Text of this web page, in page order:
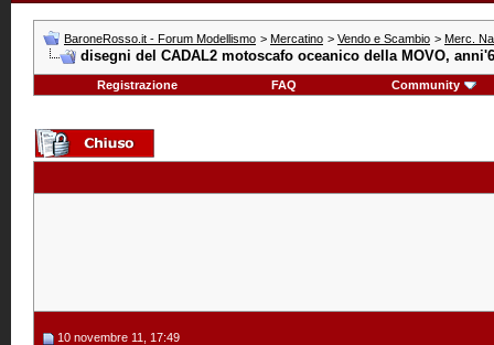
BaroneRosso.it - Forum Modellismo > Mercatino > Vendo e Scambio > Merc.
disegni del CADAL2 motoscafo oceanico della MOVO,
Registrazione FAQ Community
10 novembre 11, 17:49